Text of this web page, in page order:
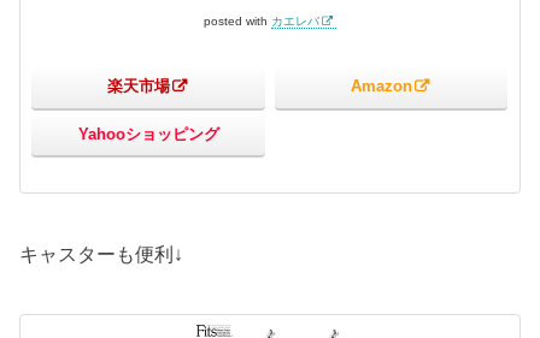
posted with カエレバ
楽天市場 Amazon
Yahooショッピング
キャスターも便利↓